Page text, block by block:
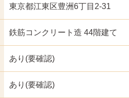
東京都江東区豊洲6丁目2-31
鉄筋コンクリート造 44階建て
あり(要確認)
あり(要確認)